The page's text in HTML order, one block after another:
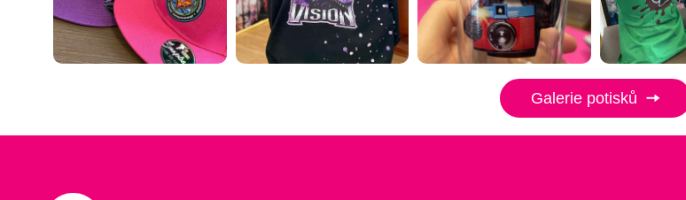
Galerie potisků